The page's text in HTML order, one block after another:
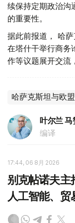
续保持定期政治沟
的重要性。
据此前报道， 哈
在塔什干举行商务
作等议题展开交流，
哈萨克斯坦与欧盟
叶尔兰 马
编译
17:44, 06 8月 2026
别克帖诺夫主
人工智能、贸